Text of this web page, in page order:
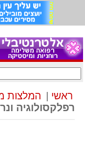
ראשי | המלצות
רפלקסולוגיה